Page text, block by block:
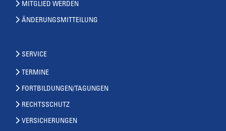
MITGLIED WERDEN
ÄNDERUNGSMITTEILUNG
SERVICE
TERMINE
FORTBILDUNGEN/TAGUNGEN
RECHTSSCHUTZ
VERSICHERUNGEN